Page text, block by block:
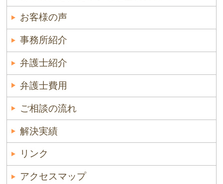
お客様の声
事務所紹介
弁護士紹介
弁護士費用
ご相談の流れ
解決実績
リンク
アクセスマップ